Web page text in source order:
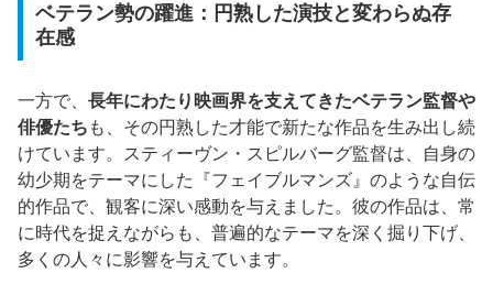
ベテラン勢の躍進：円熟した演技と変わらぬ存
在感
一方で、 長年にわたり映画界を支えてきたベテラン監督や
俳優たち も、その円熟した才能で新たな作品を生み出し続
けています。スティーヴン・スピルバーグ監督は、自身の
幼少期をテーマにした『フェイブルマンズ』のような自伝
的作品で、観客に深い感動を与えました。彼の作品は、常
に時代を捉えながらも、普遍的なテーマを深く掘り下げ、
多くの人々に影響を与えています。